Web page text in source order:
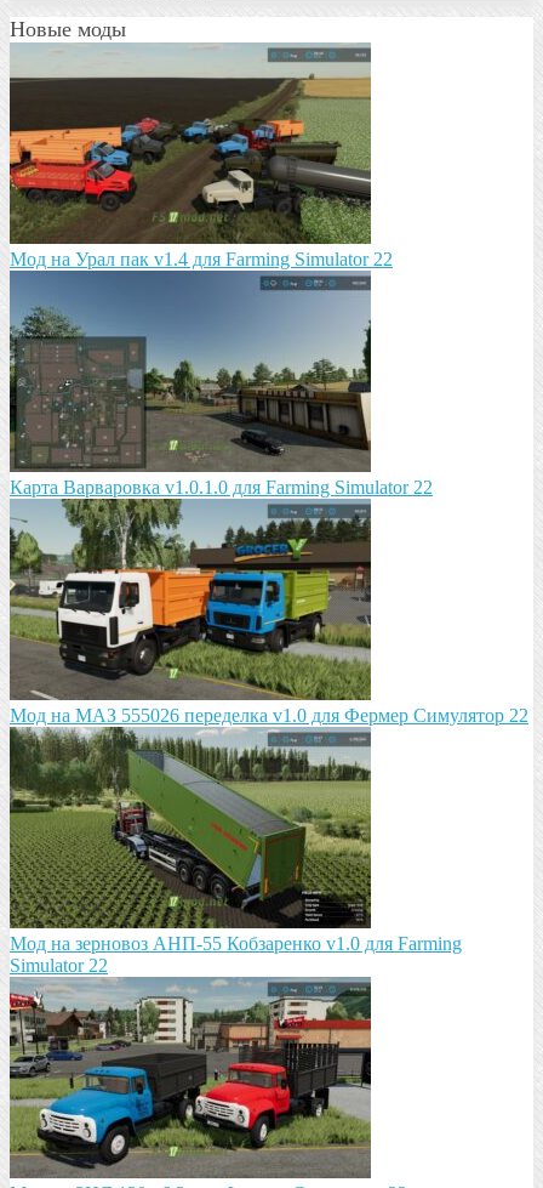
Новые моды
Мод на Урал пак v1.4 для Farming Simulator 22
Карта Варваровка v1.0.1.0 для Farming Simulator 22
Мод на МАЗ 555026 пeрeдeлка v1.0 для Фермер Симулятор 22
Мод на зeрновоз АНП-55 Кобзарeнко v1.0 для Farming
Simulator 22